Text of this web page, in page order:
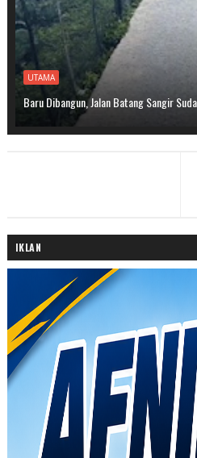
UTAMA
Baru Dibangun, Jalan Batang Sangir
IKLAN